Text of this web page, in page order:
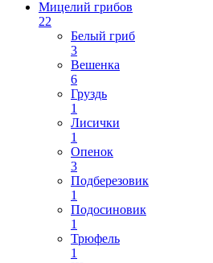
Мицелий грибов
22
Белый гриб
3
Вешенка
6
Груздь
1
Лисички
1
Опенок
3
Подберезовик
1
Подосиновик
1
Трюфель
1